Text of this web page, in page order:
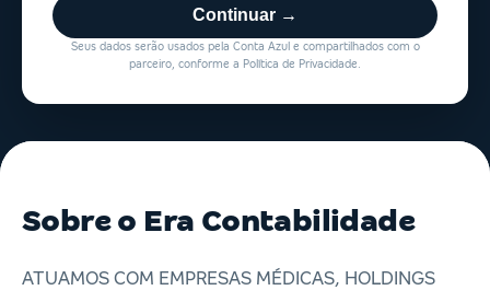
Continuar →
Seus dados serão usados pela Conta Azul e compartilhados com o
parceiro, conforme a Política de Privacidade.
Sobre o Era Contabilidade
ATUAMOS COM EMPRESAS MÉDICAS, HOLDINGS